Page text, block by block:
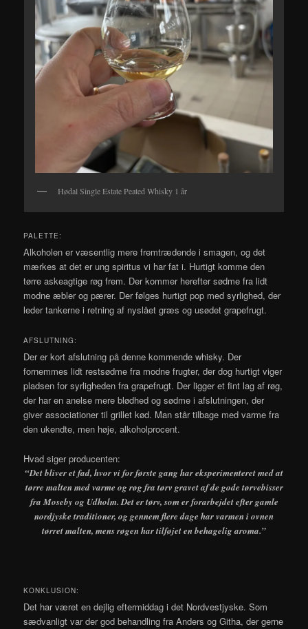
Hødal Single Estate Peated Whisky 1 år
PALETTE:
Alkoholen er væsentlig mere fremtrædende i smagen, og det
mærkes at det er ung spiritus vi har fat i. Hurtigt komme den
tørre askeagtige røg frem. Der kommer herefter sødme fra lidt
modne æbler og pærer. Der følges hurtigt pop med syrlighed, der
leder tankerne i retning af nyslået græs og usødet grapefrugt.
AFSLUTNING:
Der er kort afslutning på denne kommende whisky. Der
fornemmes lidt restsødme fra modne frugter, der dog hurtigt viger
pladsen for syrligheden fra grapefrugt. Der ligger et fint lag af røg,
der har en anelse mere blødhed og sødme i afslutningen, der
giver associationer til grillet kød. Man står tilbage med varme fra
den ukendte, men høje, alkoholprocent.
Hvad siger producenten:
“Det bliver et fad, hvor vi for første gang har eksperimenteret med at
tørre malten med varme og røg fra tørv gravet af de gode tørvebisser
fra Moseby og Udholm. Det er tørv, som er forarbejdet efter gamle
nordjyske traditioner, og gennem flere dage har varmen i ovnen
tørret malten, mens røgen har tilføjet en behagelig aroma.”
KONKLUSION:
Det har været en dejlig eftermiddag i det Nordvestjyske. Som
sædvanligt var der god behandling fra Anders og Githa, der gerne